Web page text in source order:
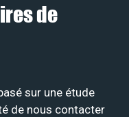
de
sur une étude
de nous contacter